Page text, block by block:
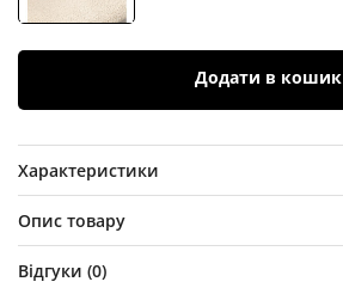
Додати в кошик
Характеристики
Опис товару
Відгуки (0)